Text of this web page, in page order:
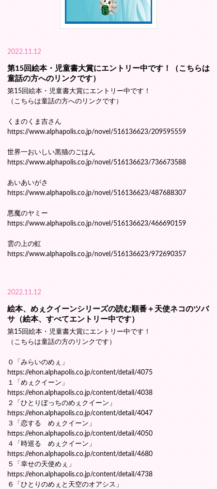
2022.11.12
第15回絵本・児童書大賞にエントリー中です！（こちらは
童話の方へのリンクです）
第15回絵本・児童書大賞にエントリー中です！
（こちらは童話の方へのリンクです）
くまのくま吉さん
https://www.alphapolis.co.jp/novel/516136623/209595559
世界一おいしい黒猫のごはん
https://www.alphapolis.co.jp/novel/516136623/736673588
あいあいがさ
https://www.alphapolis.co.jp/novel/516136623/487688307
悪魔のヤミー
https://www.alphapolis.co.jp/novel/516136623/466690159
雲の上の虹
https://www.alphapolis.co.jp/novel/516136623/972690357
2022.11.12
絵本、めぇクイーンシリーズの読む順番＋天使ネコのツバ
サ（絵本、すべてエントリー中です）
第15回絵本・児童書大賞にエントリー中です！
（こちらは童話の方のリンクです）
０「みらいのめぇ」
https://ehon.alphapolis.co.jp/content/detail/4075
１「めぇクイーン」
https://ehon.alphapolis.co.jp/content/detail/4038
２「ひとりぼっちのめぇクイーン」
https://ehon.alphapolis.co.jp/content/detail/4047
３「恋する めぇクイーン」
https://ehon.alphapolis.co.jp/content/detail/4050
４「時巡る めぇクイーン」
https://ehon.alphapolis.co.jp/content/detail/4680
５「幸せの天使めぇ」
https://ehon.alphapolis.co.jp/content/detail/4738
６「ひとりのめぇと天空のオアシス」